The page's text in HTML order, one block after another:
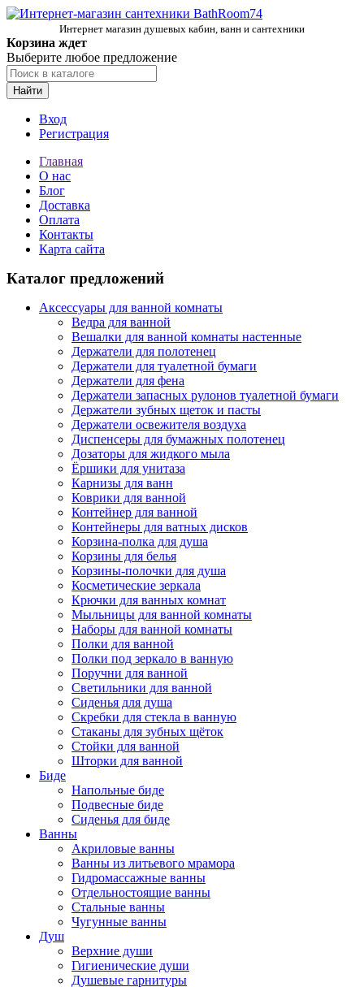
Интернет магазин душевых кабин, ванн и сантехники
Корзина ждет
Выберите любое предложение
Найти
Вход
Регистрация
Главная
О нас
Блог
Доставка
Оплата
Контакты
Карта сайта
Каталог предложений
Аксессуары для ванной комнаты
Ведра для ванной
Вешалки для ванной комнаты настенные
Держатели для полотенец
Держатели для туалетной бумаги
Держатели для фена
Держатели запасных рулонов туалетной бумаги
Держатели зубных щеток и пасты
Держатели освежителя воздуха
Диспенсеры для бумажных полотенец
Дозаторы для жидкого мыла
Ёршики для унитаза
Карнизы для ванн
Коврики для ванной
Контейнер для ванной
Контейнеры для ватных дисков
Корзина-полка для душа
Корзины для белья
Корзины-полочки для душа
Косметические зеркала
Крючки для ванных комнат
Мыльницы для ванной комнаты
Наборы для ванной комнаты
Полки для ванной
Полки под зеркало в ванную
Поручни для ванной
Светильники для ванной
Сиденья для душа
Скребки для стекла в ванную
Стаканы для зубных щёток
Стойки для ванной
Шторки для ванной
Биде
Напольные биде
Подвесные биде
Сиденья для биде
Ванны
Акриловые ванны
Ванны из литьевого мрамора
Гидромассажные ванны
Отдельностоящие ванны
Стальные ванны
Чугунные ванны
Душ
Верхние души
Гигиенические души
Душевые гарнитуры